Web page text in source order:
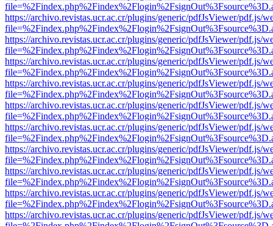
https://archivo.revistas.ucr.ac.cr/plugins/generic/pdfJsViewer/pdf.js/
https://archivo.revistas.ucr.ac.cr/plugins/generic/pdfJsViewer/pdf.js/
https://archivo.revistas.ucr.ac.cr/plugins/generic/pdfJsViewer/pdf.js/
https://archivo.revistas.ucr.ac.cr/plugins/generic/pdfJsViewer/pdf.js/
https://archivo.revistas.ucr.ac.cr/plugins/generic/pdfJsViewer/pdf.js/
https://archivo.revistas.ucr.ac.cr/plugins/generic/pdfJsViewer/pdf.js/
https://archivo.revistas.ucr.ac.cr/plugins/generic/pdfJsViewer/pdf.js/
https://archivo.revistas.ucr.ac.cr/plugins/generic/pdfJsViewer/pdf.js/
https://archivo.revistas.ucr.ac.cr/plugins/generic/pdfJsViewer/pdf.js/
https://archivo.revistas.ucr.ac.cr/plugins/generic/pdfJsViewer/pdf.js/